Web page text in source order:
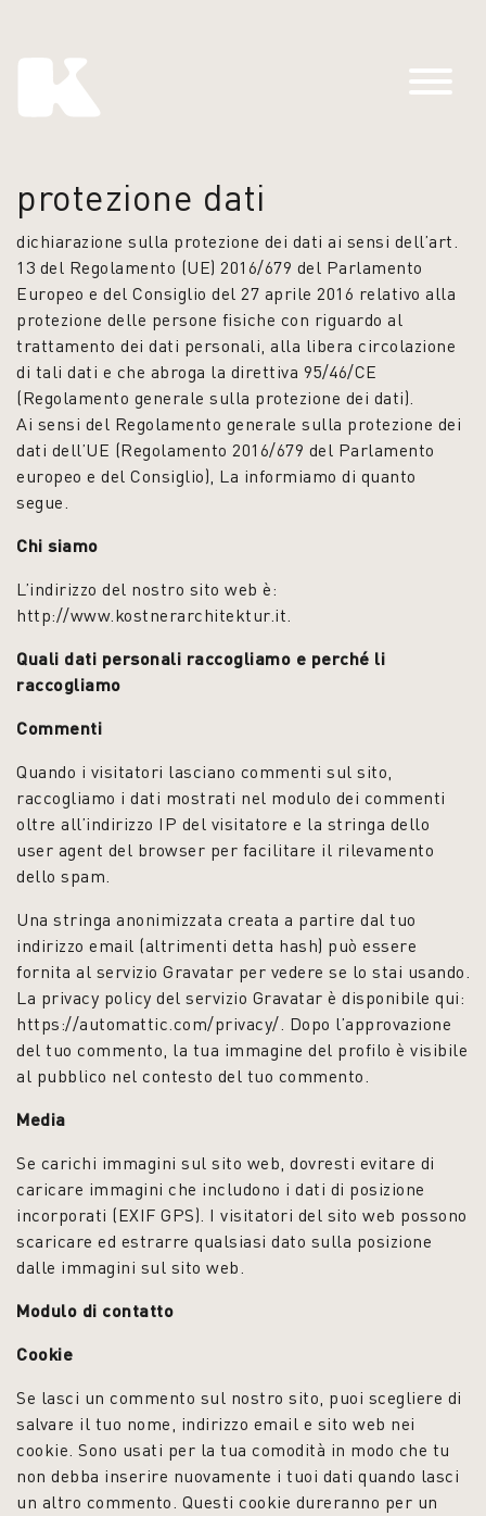
protezione dati
dichiarazione sulla protezione dei dati ai sensi dell’art.
13 del Regolamento (UE) 2016/679 del Parlamento
Europeo e del Consiglio del 27 aprile 2016 relativo alla
protezione delle persone fisiche con riguardo al
trattamento dei dati personali, alla libera circolazione
di tali dati e che abroga la direttiva 95/46/CE
(Regolamento generale sulla protezione dei dati).
Ai sensi del Regolamento generale sulla protezione dei
dati dell’UE (Regolamento 2016/679 del Parlamento
europeo e del Consiglio), La informiamo di quanto
segue.
Chi siamo
L’indirizzo del nostro sito web è:
http://www.kostnerarchitektur.it.
Quali dati personali raccogliamo e perché li
raccogliamo
Commenti
Quando i visitatori lasciano commenti sul sito,
raccogliamo i dati mostrati nel modulo dei commenti
oltre all’indirizzo IP del visitatore e la stringa dello
user agent del browser per facilitare il rilevamento
dello spam.
Una stringa anonimizzata creata a partire dal tuo
indirizzo email (altrimenti detta hash) può essere
fornita al servizio Gravatar per vedere se lo stai usando.
La privacy policy del servizio Gravatar è disponibile qui:
https://automattic.com/privacy/. Dopo l’approvazione
del tuo commento, la tua immagine del profilo è visibile
al pubblico nel contesto del tuo commento.
Media
Se carichi immagini sul sito web, dovresti evitare di
caricare immagini che includono i dati di posizione
incorporati (EXIF GPS). I visitatori del sito web possono
scaricare ed estrarre qualsiasi dato sulla posizione
dalle immagini sul sito web.
Modulo di contatto
Cookie
Se lasci un commento sul nostro sito, puoi scegliere di
salvare il tuo nome, indirizzo email e sito web nei
cookie. Sono usati per la tua comodità in modo che tu
non debba inserire nuovamente i tuoi dati quando lasci
un altro commento. Questi cookie dureranno per un